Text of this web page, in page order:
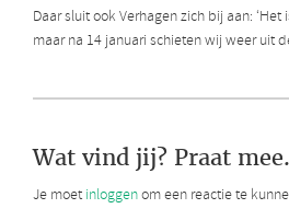
Daar sluit ook Verhagen zich bij aan:
maar na 14 januari schieten wij weer uit
Wat vind jij? Praat
Je moet inloggenom een reactie te